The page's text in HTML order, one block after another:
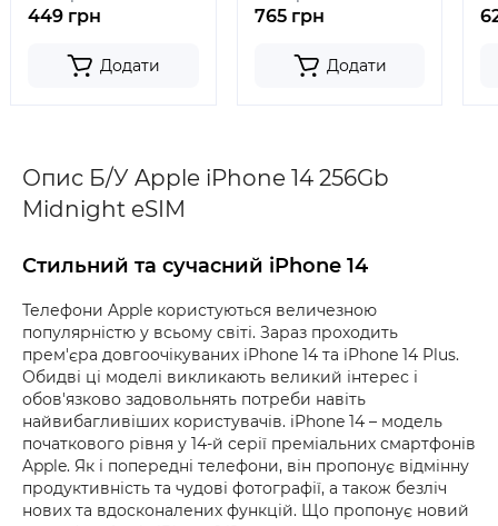
449 грн
Додати
765 грн
Додати
Опис Б/У Apple iPhone 14 256Gb
Midnight eSIM
Стильний та сучасний iPhone 14
Телефони Apple користуються величезною
популярністю у всьому світі. Зараз проходить
прем'єра довгоочікуваних iPhone 14 та iPhone 14 Plus.
Обидві ці моделі викликають великий інтерес і
обов'язково задовольнять потреби навіть
найвибагливіших користувачів. iPhone 14 – модель
початкового рівня у 14-й серії преміальних смартфонів
Apple. Як і попередні телефони, він пропонує відмінну
продуктивність та чудові фотографії, а також безліч
нових та вдосконалених функцій. Що пропонує новий